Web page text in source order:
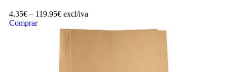
4.35€ – 119.95€ excl/iva
Comprar